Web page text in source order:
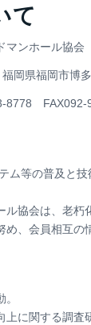
て
マンホール協会
岡県福岡市博
8778
ム等の普及と
ル協会は、老
め、会員相互の
に関する調査